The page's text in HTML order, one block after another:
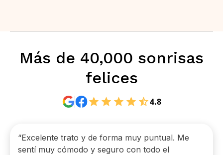
Más de 40,000 sonrisas
felices
4.8
“Excelente trato y de forma muy puntual. Me
sentí muy cómodo y seguro con todo el